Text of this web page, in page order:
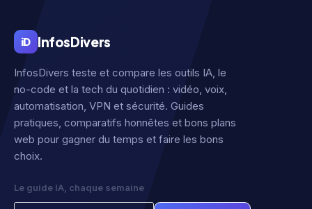
iD InfosDivers
InfosDivers teste et compare les outils IA, le
no-code et la tech du quotidien : vidéo, voix,
automatisation, VPN et sécurité. Guides
pratiques, comparatifs honnêtes et bons plans
web pour gagner du temps et faire les bons
choix.
Le guide IA, chaque semaine